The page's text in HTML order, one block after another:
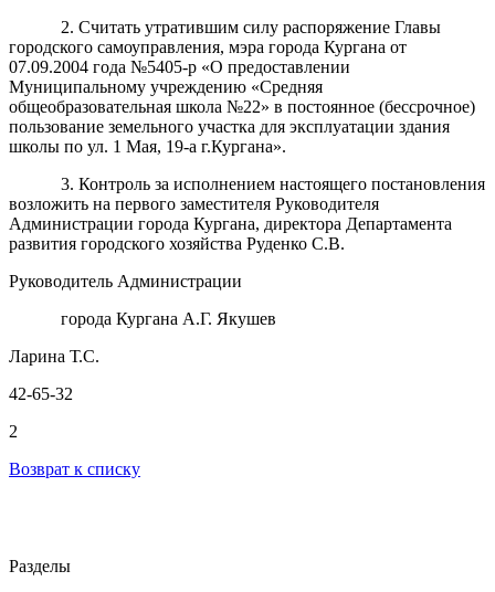
2. Считать утратившим силу распоряжение Главы
городского самоуправления, мэра города Кургана от
07.09.2004 года №5405-р «О предоставлении
Муниципальному учреждению «Средняя
общеобразовательная школа №22» в постоянное (бессрочное)
пользование земельного участка для эксплуатации здания
школы по ул. 1 Мая, 19-а г.Кургана».
3. Контроль за исполнением настоящего постановления
возложить на первого заместителя Руководителя
Администрации города Кургана, директора Департамента
развития городского хозяйства Руденко С.В.
Руководитель Администрации
города Кургана А.Г. Якушев
Ларина Т.С.
42-65-32
2
Возврат к списку
Разделы